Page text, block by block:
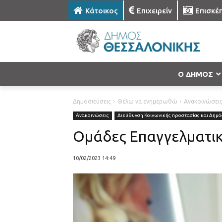
Κάτοικος Επιχειρείν
Ο ΔΗΜΟΣ
Δημοσιεύσεις Θέλω να ενημερωθώ Ανακοινώσεις
Ανακοινώσεις Διεύθυνση Κοινωνικής προστασίας και
Ομάδες
10/02/2023 14:49